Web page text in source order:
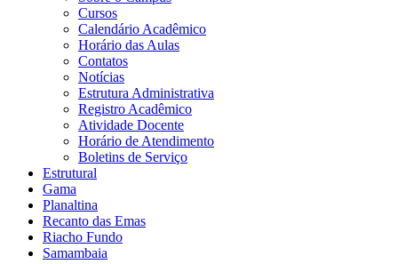
Cursos
Calendário Acadêmico
Horário das Aulas
Contatos
Notícias
Estrutura Administrativa
Registro Acadêmico
Atividade Docente
Horário de Atendimento
Boletins de Serviço
Estrutural
Gama
Planaltina
Recanto das Emas
Riacho Fundo
Samambaia